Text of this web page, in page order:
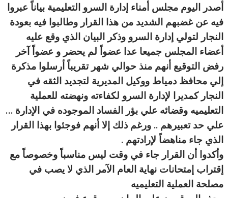
أصدر اليوم مجلس أمناء إدارة السرو التعليمية بياناً عبروا
فيه عن غضبهم الشديد من هذا القرار وطالبوا فيه بعودة
النجار لتولي إدارة السرو وذكر البيان الذي وقع عليه
أعضاء المجلس جميعا عدا عضواً لم يحضر و عضواً آخر
رفض التوقيع أنهم منذ حوالي شهر تقريباً أرسلوا مذكرة
إلي محافظ دمياط ووكيل المديرية لتجديد الثقه في
النجار كمديرا لإدارة السرو لكفاءته ونهضته للعملية
التعليميه وقضائه علي بؤر الفساد الموجوده في الإدارة …
علي حد تعبيرهم .. ورغم ذلك إلا أنهم فوجئوا بهذا القرار
الذي جاء مناهضاً لإرادتهم .
وأكدوا أن القرار جاء في وقت ليس مناسباً وخصوصاً مع
إقتراب إمتحانات نهاية العام الآمر الذي لا يصب في
مصلحة العملية التعليميه